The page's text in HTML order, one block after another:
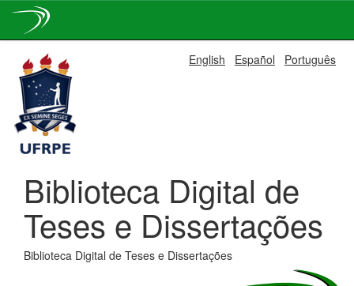
navigation
English Español Português
Biblioteca Digital de
Teses e Dissertações
Biblioteca Digital de Teses e Dissertações